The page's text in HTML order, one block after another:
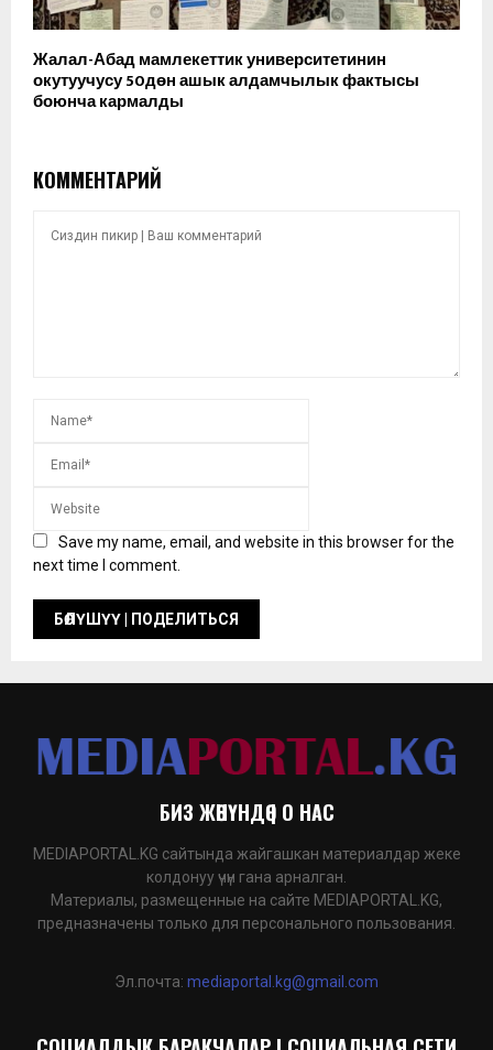
Жалал-Абад мамлекеттик университетинин
окутуучусу 50дөн ашык алдамчылык фактысы
боюнча кармалды
КОММЕНТАРИЙ
Save my name, email, and website in this browser for the
next time I comment.
БИЗ ЖӨНҮНДӨ | О НАС
MEDIAPORTAL.KG сайтында жайгашкан материалдар жеке
колдонуу үчүн гана арналган.
Материалы, размещенные на сайте MEDIAPORTAL.KG,
предназначены только для персонального пользования.
Эл.почта: mediaportal.kg@gmail.com